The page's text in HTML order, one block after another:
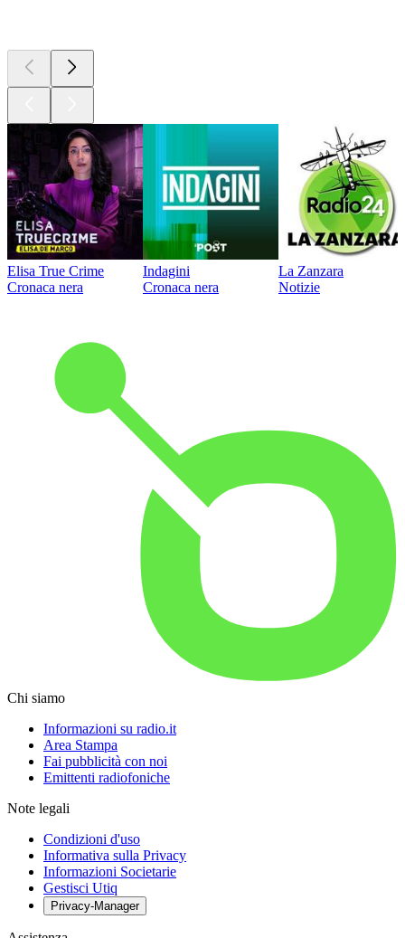
Elisa True Crime
Cronaca nera
Indagini
Cronaca nera
La Zanzara
Notizie
Chi siamo
Informazioni su radio.it
Area Stampa
Fai pubblicità con noi
Emittenti radiofoniche
Note legali
Condizioni d'uso
Informativa sulla Privacy
Informazioni Societarie
Gestisci Utiq
Privacy-Manager